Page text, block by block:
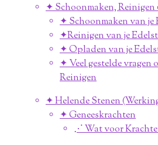
✦ Schoonmaken,
✦ Schoonmaken van je
✦Reinigen van je
✦ Opladen van je
✦ Veel gestelde
Reinigen
✦ Helende Stenen
✦ Geneeskrachten
⋰ Wat voor